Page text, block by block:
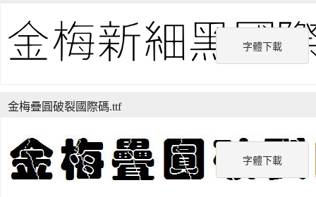
字體下載
字體下載
金梅疊圓破裂國際碼.ttf